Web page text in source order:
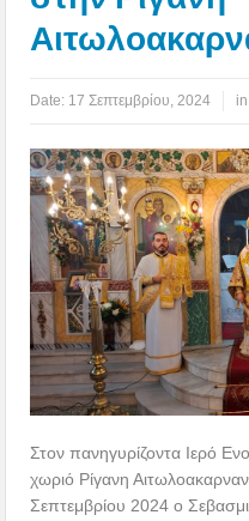
Date: 17 Σεπτεμβρίου, 2024
Στον πανηγυρίζοντα Ιερό
χωριό Ρίγανη
Σεπτεμβρίου 2024 ο